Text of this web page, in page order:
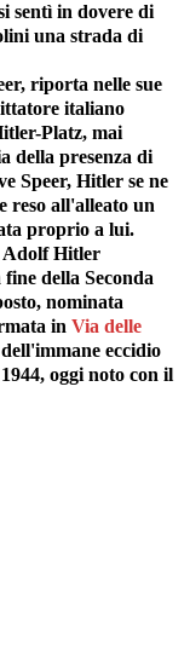
sentì in dovere di
una strada di
riporta nelle sue
italiano
Platz, mai
della presenza di
Speer, Hitler se ne
reso all'alleato un
proprio a lui.
Adolf Hitler
fine della Seconda
nominata
in Via delle
eccidio
oggi noto con il